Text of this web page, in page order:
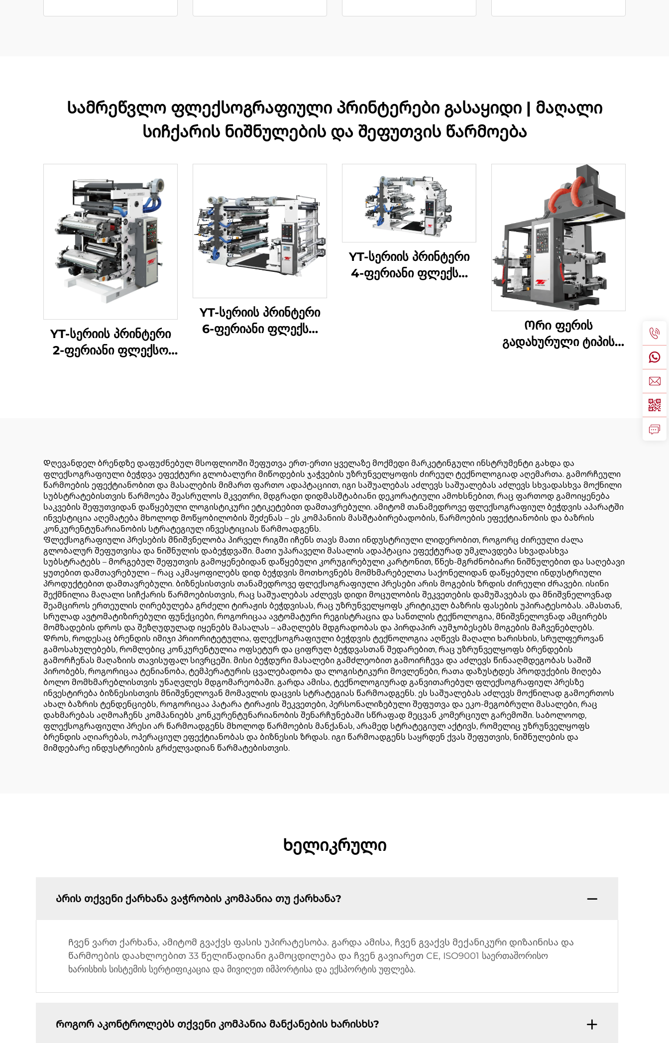
Სამრეწვლო ფლექსოგრაფიული პრინტერები გასაყიდი | მაღალი
სიჩქარის ნიშნულების და შეფუთვის წარმოება
YT-სერიის პრინტერი
2-ფერიანი ფლექსო
YT-სერიის პრინტერი
6-ფერიანი ფლექსო
YT-სერიის პრინტერი
4-ფერიანი ფლექსო
Ორი ფერის
გადახურული ტიპის
Დღევანდელ ბრენდზე დაფუძნებულ მსოფლიოში შეფუთვა ერთ-ერთი ყველაზე მოქმედი მარკეტინგული ინსტრუმენტი გახდა და
ფლექსოგრაფიული ბეჭდვა ეფექტური გლობალური მიწოდების ჯაჭვების უზრუნველყოფის ძირეულ ტექნოლოგიად აღემართა. გამორჩეული
წარმოების ეფექტიანობით და მასალების მიმართ ფართო ადაპტაციით, იგი საშუალებას აძლევს საშუალებას აძლევს სხვადასხვა მოქნილი
სუბსტრატებისთვის წარმოება შეასრულოს მკვეთრი, მდგრადი დიდმასშტაბიანი დეკორატიული ამოხსნებით, რაც ფართოდ გამოიყენება
საკვების შეფუთვიდან დაწყებული ლოგისტიკური ეტიკეტებით დამთავრებული. ამიტომ თანამედროვე ფლექსოგრაფიულ ბეჭდვის აპარატში
ინვესტიცია აღემატება მხოლოდ მოწყობილობის შეძენას – ეს კომპანიის მასშტაბირებადობის, წარმოების ეფექტიანობის და ბაზრის
კონკურენტუნარიანობის სტრატეგიულ ინვესტიციას წარმოადგენს.
Ფლექსოგრაფიული პრესების მნიშვნელობა პირველ რიგში იჩენს თავს მათი ინდუსტრიული ლიდერობით, როგორც ძირეული ძალა
გლობალურ შეფუთვისა და ნიშნულის დაბეჭდვაში. მათი უპარაველი მასალის ადაპტაცია ეფექტურად უმკლავდება სხვადასხვა
სუბსტრატებს – მორგებულ შეფუთვის გამოყენებიდან დაწყებული კორუგირებული კარტონით, წნეხ-მგრძნობიარი ნიშნულებით და საღებავი
ყუთებით დამთავრებული – რაც აკმაყოფილებს დიდ ბეჭდვის მოთხოვნებს მომხმარებელთა საქონელიდან დაწყებული ინდუსტრიული
პროდუქტებით დამთავრებული. ბიზნესისთვის თანამედროვე ფლექსოგრაფიული პრესები არის მოგების ზრდის ძირეული ძრავები. ისინი
შექმნილია მაღალი სიჩქარის წარმოებისთვის, რაც საშუალებას აძლევს დიდი მოცულობის შეკვეთების დამუშავებას და მნიშვნელოვნად
შეამციროს ერთეულის ღირებულება გრძელი ტირაჟის ბეჭდვისას, რაც უზრუნველყოფს კრიტიკულ ბაზრის ფასების უპირატესობას. ამასთან,
სრულად ავტომატიზირებული ფუნქციები, როგორიცაა ავტომატური რეგისტრაცია და სანთლის ტექნოლოგია, მნიშვნელოვნად ამცირებს
მომზადების დროს და შეზღუდულად იყენებს მასალას – ამაღლებს მდგრადობას და პირდაპირ აუმჯობესებს მოგების მაჩვენებლებს.
Დროს, როდესაც ბრენდის იმიჯი პრიორიტეტულია, ფლექსოგრაფიული ბეჭდვის ტექნოლოგია აღწევს მაღალი ხარისხის, სრულფეროვან
გამოსახულებებს, რომლებიც კონკურენტულია ოფსეტურ და ციფრულ ბეჭდვასთან შედარებით, რაც უზრუნველყოფს ბრენდების
გამორჩენას მაღაზიის თავისუფალ სივრცეში. მისი ბეჭდური მასალები გამძლეობით გამოირჩევა და აძლევს წინააღმდეგობას საშიშ
პირობებს, როგორიცაა ტენიანობა, ტემპერატურის ცვალებადობა და ლოგისტიკური მოვლენები, რათა დაზუსტდეს პროდუქების მიღება
ბოლო მომხმარებლისთვის უნაღვლეს მდგომარეობაში. გარდა ამისა, ტექნოლოგიურად განვითარებულ ფლექსოგრაფიულ პრესზე
ინვესტირება ბიზნესისთვის მნიშვნელოვან მომავლის დაცვის სტრატეგიას წარმოადგენს. ეს საშუალებას აძლევს მოქნილად გამოერთოს
ახალ ბაზრის ტენდენციებს, როგორიცაა პატარა ტირაჟის შეკვეთები, პერსონალიზებული შეფუთვა და ეკო-მეგობრული მასალები, რაც
დახმარებას აღმოაჩენს კომპანიებს კონკურენტუნარიანობის შენარჩუნებაში სწრაფად მეცვან კომერციულ გარემოში. საბოლოოდ,
ფლექსოგრაფიული პრესი არ წარმოადგენს მხოლოდ წარმოების მანქანას, არამედ სტრატეგიულ აქტივს, რომელიც უზრუნველყოფს
ბრენდის აღიარებას, ოპერაციულ ეფექტიანობას და ბიზნესის ზრდას. იგი წარმოადგენს საყრდენ ქვას შეფუთვის, ნიშნულების და
მიმდებარე ინდუსტრიების გრძელვადიან წარმატებისთვის.
Ხელიკრული
Არის თქვენი ქარხანა ვაჭრობის კომპანია თუ ქარხანა?
Ჩვენ ვართ ქარხანა, ამიტომ გვაქვს ფასის უპირატესობა. გარდა ამისა, ჩვენ გვაქვს მექანიკური დიზაინისა და
წარმოების დაახლოებით 33 წელიწადიანი გამოცდილება და ჩვენ გავიარეთ CE, ISO9001 საერთაშორისო
ხარისხის სისტემის სერტიფიკაცია და მივიღეთ იმპორტისა და ექსპორტის უფლება.
Როგორ აკონტროლებს თქვენი კომპანია მანქანების ხარისხს?